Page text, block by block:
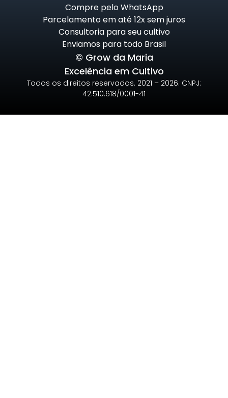
Compre pelo WhatsApp
Parcelamento em até 12x sem juros
Consultoria para seu cultivo
Enviamos para todo Brasil
© Grow da Maria
Excelência em Cultivo
Todos os direitos reservados. 2021 – 2026. CNPJ:
42.510.618/0001-41